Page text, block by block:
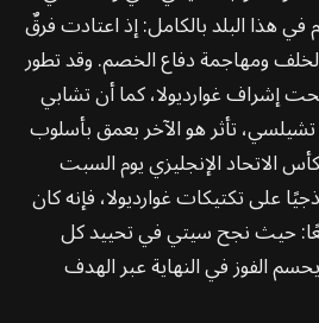
في هذا البلد بالكامل: إذ اعتادت فرقٌ
الخلف ومهاجمة دفاع الخصم. وقد تطور
إشراف غوارديولا، كما أن تشابي
تأثر هو الآخر بعمق بأسلوب
الاتحاد الإنجليزي يوم السبت
على تكتيكات غوارديولا، فإنه كان
حيث نجح سيتي في تحييد كل
الفوز في النهاية عبر الهدف